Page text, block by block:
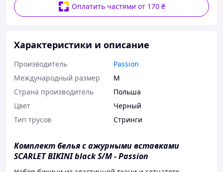
Оплатить частями от 170 ₴
Характеристики и описание
Производитель
Passion
Международный размер
M
Страна производитель
Польша
Цвет
Черный
Тип трусов
Стринги
Комплект белья с ажурными вставками
SCARLET BIKINI black S/M - Passion